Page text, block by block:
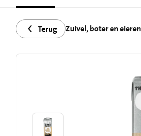
Terug Zuivel, boter en eieren